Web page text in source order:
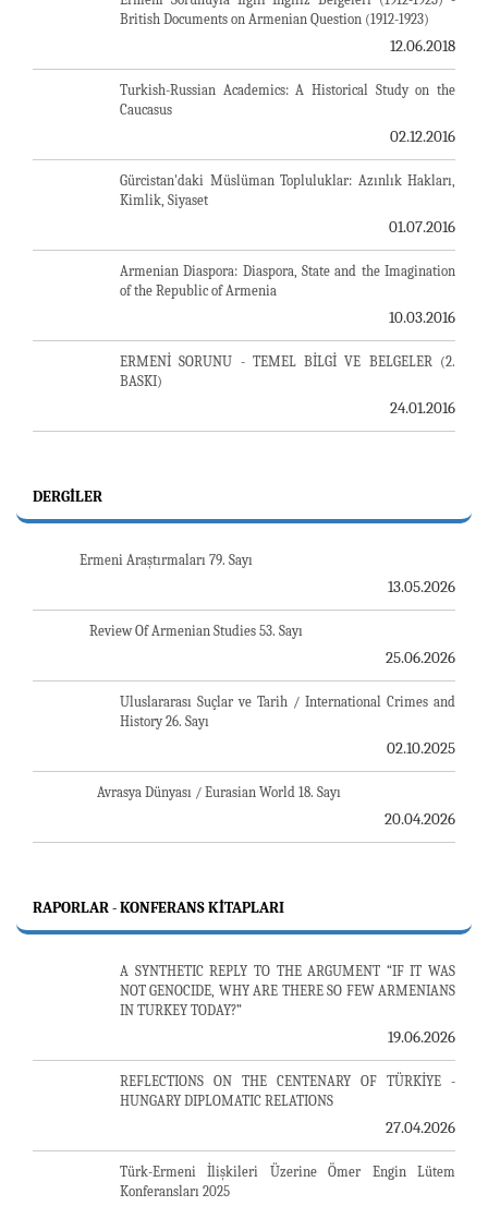
British Documents on Armenian Question (1912-1923)
12.06.2018
Turkish-Russian Academics: A Historical Study on the
Caucasus
02.12.2016
Gürcistan'daki Müslüman Topluluklar: Azınlık Hakları,
Kimlik, Siyaset
01.07.2016
Armenian Diaspora: Diaspora, State and the Imagination
of the Republic of Armenia
10.03.2016
ERMENİ SORUNU - TEMEL BİLGİ VE BELGELER (2.
BASKI)
24.01.2016
DERGILER
Ermeni Araştırmaları 79. Sayı
13.05.2026
Review Of Armenian Studies 53. Sayı
25.06.2026
Uluslararası Suçlar ve Tarih / International Crimes and
History 26. Sayı
02.10.2025
Avrasya Dünyası / Eurasian World 18. Sayı
20.04.2026
RAPORLAR - KONFERANS KITAPLARI
A SYNTHETIC REPLY TO THE ARGUMENT “IF IT WAS
NOT GENOCIDE, WHY ARE THERE SO FEW ARMENIANS
IN TURKEY TODAY?”
19.06.2026
REFLECTIONS ON THE CENTENARY OF TÜRKİYE -
HUNGARY DIPLOMATIC RELATIONS
27.04.2026
Türk-Ermeni İlişkileri Üzerine Ömer Engin Lütem
Konferansları 2025